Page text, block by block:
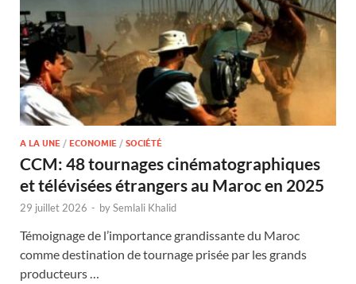
A LA UNE / ECONOMIE / SOCIÉTÉ
CCM: 48 tournages cinématographiques
et télévisées étrangers au Maroc en 2025
29 juillet 2026 - bySemlali Khalid
Témoignage de l’importance grandissante du Maroc
comme destination de tournage prisée par les grands
producteurs …